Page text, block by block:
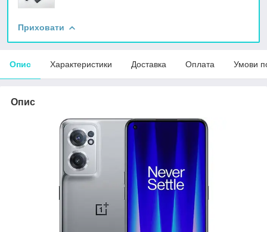
Приховати
Опис Характеристики Доставка Оплата Умови
Опис